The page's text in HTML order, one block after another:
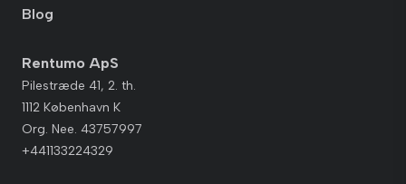
Blog
Rentumo ApS
Pilestræde 41, 2. th.
1112 København K
Org. Nee. 43757997
+441133224329